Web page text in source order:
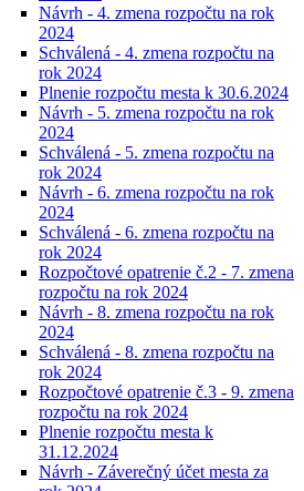
Návrh - 4. zmena rozpočtu na rok
2024
Schválená - 4. zmena rozpočtu na
rok 2024
Plnenie rozpočtu mesta k 30.6.2024
Návrh - 5. zmena rozpočtu na rok
2024
Schválená - 5. zmena rozpočtu na
rok 2024
Návrh - 6. zmena rozpočtu na rok
2024
Schválená - 6. zmena rozpočtu na
rok 2024
Rozpočtové opatrenie č.2 - 7. zmena
rozpočtu na rok 2024
Návrh - 8. zmena rozpočtu na rok
2024
Schválená - 8. zmena rozpočtu na
rok 2024
Rozpočtové opatrenie č.3 - 9. zmena
rozpočtu na rok 2024
Plnenie rozpočtu mesta k
31.12.2024
Návrh - Záverečný účet mesta za